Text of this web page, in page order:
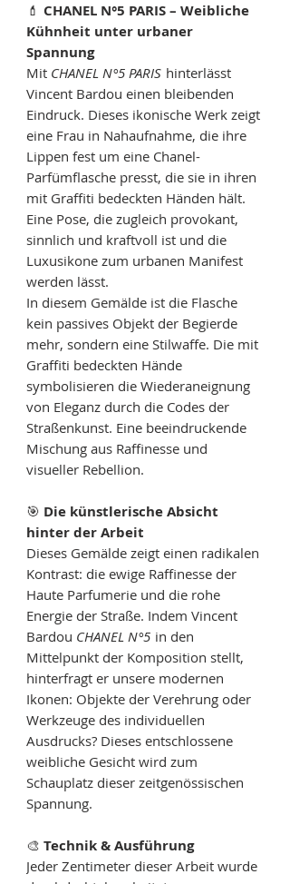
💄 CHANEL N°5 PARIS – Weibliche
Kühnheit unter urbaner
Spannung
Mit CHANEL N°5 PARIS hinterlässt
Vincent Bardou einen bleibenden
Eindruck. Dieses ikonische Werk zeigt
eine Frau in Nahaufnahme, die ihre
Lippen fest um eine Chanel-
Parfümflasche presst, die sie in ihren
mit Graffiti bedeckten Händen hält.
Eine Pose, die zugleich provokant,
sinnlich und kraftvoll ist und die
Luxusikone zum urbanen Manifest
werden lässt.
In diesem Gemälde ist die Flasche
kein passives Objekt der Begierde
mehr, sondern eine Stilwaffe. Die mit
Graffiti bedeckten Hände
symbolisieren die Wiederaneignung
von Eleganz durch die Codes der
Straßenkunst. Eine beeindruckende
Mischung aus Raffinesse und
visueller Rebellion.
🎯 Die künstlerische Absicht
hinter der Arbeit
Dieses Gemälde zeigt einen radikalen
Kontrast: die ewige Raffinesse der
Haute Parfumerie und die rohe
Energie der Straße. Indem Vincent
Bardou CHANEL N°5 in den
Mittelpunkt der Komposition stellt,
hinterfragt er unsere modernen
Ikonen: Objekte der Verehrung oder
Werkzeuge des individuellen
Ausdrucks? Dieses entschlossene
weibliche Gesicht wird zum
Schauplatz dieser zeitgenössischen
Spannung.
🎨 Technik & Ausführung
Jeder Zentimeter dieser Arbeit wurde